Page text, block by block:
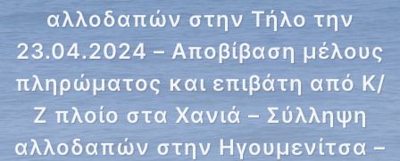
αλλοδαπών στην Τήλο την
23.04.2024 – Αποβίβαση μέλους
πληρώματος και επιβάτη από Κ/
Ζ πλοίο στα Χανιά – Σύλληψη
αλλοδαπών στην Ηγουμενίτσα –